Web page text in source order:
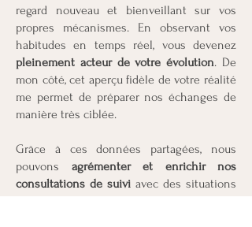
regard nouveau et bienveillant sur vos
propres mécanismes. En observant vos
habitudes en temps réel, vous devenez
pleinement acteur de votre évolution. De
mon côté, cet aperçu fidèle de votre réalité
me permet de préparer nos échanges de
manière très ciblée.
Grâce à ces données partagées, nous
pouvons agrémenter et enrichir nos
consultations de suivi avec des situations